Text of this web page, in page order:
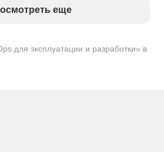
для эксплуатации и разработки» в
еще